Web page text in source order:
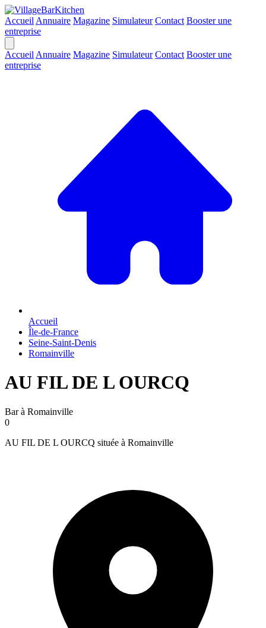
Accueil Annuaire Magazine Simulateur Contact Booster une
entreprise
Accueil Annuaire Magazine Simulateur Contact Booster une
entreprise
Accueil
Île-de-France
Seine-Saint-Denis
Romainville
AU FIL DE L OURCQ
Bar à Romainville
0
AU FIL DE L OURCQ située à Romainville